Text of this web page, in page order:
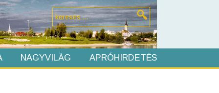
NAGYVILÁG APRÓHIRDETÉS